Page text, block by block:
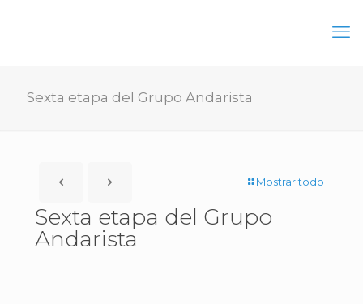
Sexta etapa del Grupo Andarista
Mostrar todo
Sexta etapa del Grupo
Andarista